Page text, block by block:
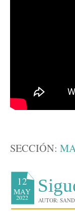
SECCIÓN:
12
MAY
2022 AUTOR: